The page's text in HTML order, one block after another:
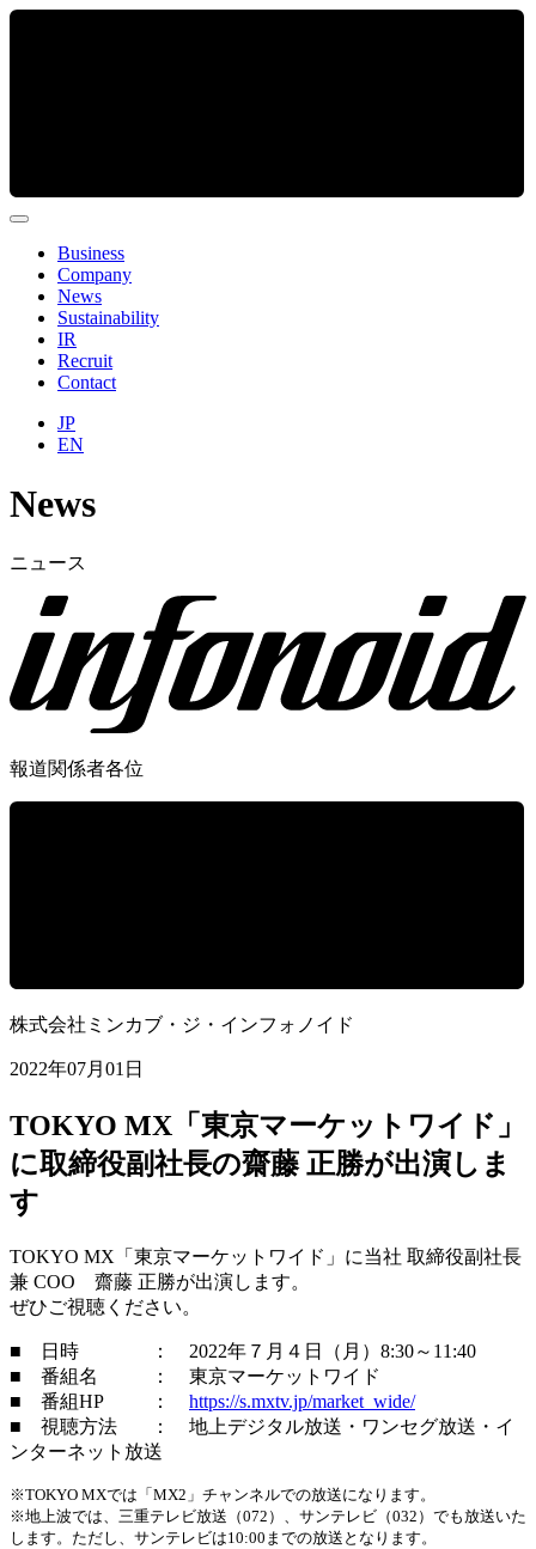
Business
Company
News
Sustainability
IR
Recruit
Contact
JP
EN
News
ニュース
報道関係者各位
株式会社ミンカブ・ジ・インフォノイド
2022年07月01日
TOKYO MX「東京マーケットワイド」
に取締役副社長の齋藤 正勝が出演しま
す
TOKYO MX「東京マーケットワイド」に当社 取締役副社長
兼 COO 齋藤 正勝が出演します。
ぜひご視聴ください。
■ 日時 ： 2022年７月４日（月）8:30～11:40
■ 番組名 ： 東京マーケットワイド
■ 番組HP ： https://s.mxtv.jp/market_wide/
■ 視聴方法 ： 地上デジタル放送・ワンセグ放送・イ
ンターネット放送
※TOKYO MXでは「MX2」チャンネルでの放送になります。
※地上波では、三重テレビ放送（072）、サンテレビ（032）でも放送いた
します。ただし、サンテレビは10:00までの放送となります。